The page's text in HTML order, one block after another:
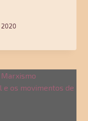
2020